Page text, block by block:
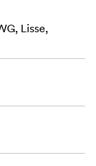
Dual-Slot
den i
Lisse,